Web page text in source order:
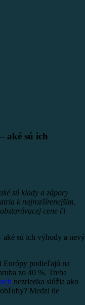
aké sú ich
sú klady a zápory
k najrozšírenejším,
cene či
Európy podieľajú na
zo 40 %. Treba
nezriedka slúžia ako
Medzi tie